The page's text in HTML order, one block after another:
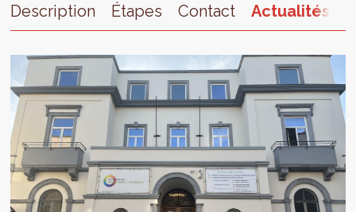
Description Étapes Contact Actualités